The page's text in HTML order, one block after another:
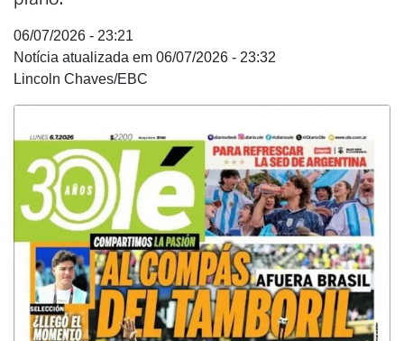
06/07/2026 - 23:21
06/07/2026 - 23:32
Lincoln Chaves/EBC